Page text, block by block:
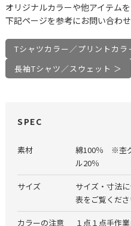
オリジナルカラーや他アイテム
下記ページを参考にお問い合わせ
Tシャツカラー／プリントカラ
長袖Tシャツ／スウェット ＞
SPEC
素材
綿100％ ※杢
ル20％
サイズ
サイズ・寸法
表をご覧くだ
カラーの注意
１点１点手作